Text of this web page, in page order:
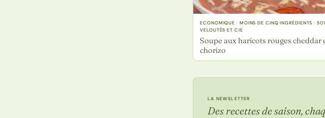
ECONOMIQUE · MOINS DE CINQ INGRÉDIENTS ·
VELOUTÉS ET CIE
Soupe aux haricots rouges cheddar
chorizo
LA NEWSLETTER
Des recettes de saison,